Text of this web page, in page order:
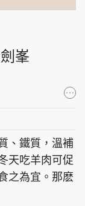
東Touch
峯
、鐵質，溫補
天吃羊肉可促
之為宜。那麽